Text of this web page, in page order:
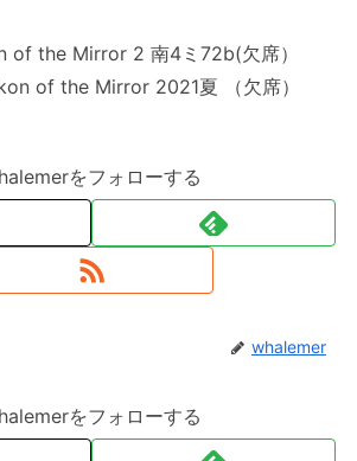
of the Mirror 2 南4ミ72b(欠席）
of the Mirror 2021夏 （欠席）
をフォローする
whalemer
をフォローする